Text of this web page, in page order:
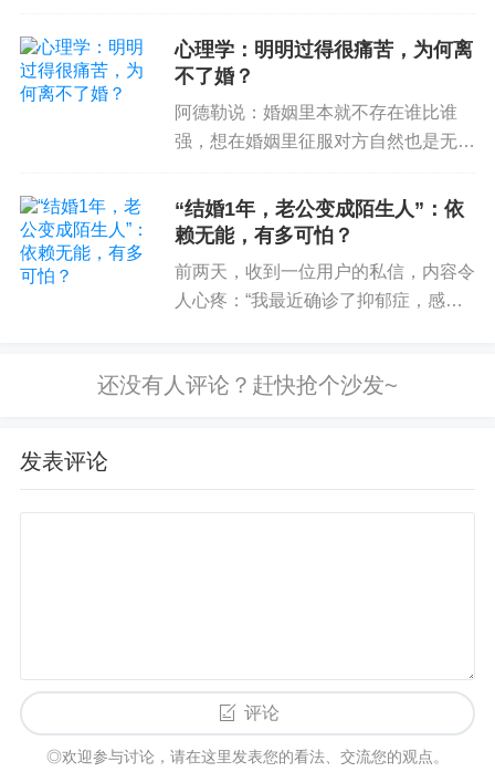
的话，往往会同时造成「丧偶式育儿」的结果。换
句话说，丧偶式婚姻中受到伤害的不仅仅是婚姻中
的双方，还包括家庭中的孩子。在这样的家庭中长
大的孩子，其性格品质的发展及情绪管理等均容易
(逢晓, 2013; 孙元升, 2014; 李万发, 高南南, 2020)。
@刘祥宇 心理健康工作者
纵观周围的「丧偶式婚姻」，我发现没有一个家庭
是因爱而结合，对婚姻抱着美好的期待，满怀希望
地开始新生活。冰冻三尺，非一日之寒。到底是什
呢？
生命周期中一些关键的时刻和阶段，不可避免地我
们会焦虑、痛苦，甚至抑郁，而如果能坚持下来，
适应家庭中的变化，那么家庭的韧性将会提高，婚
该怎么做，安慰我。我很在意他的评
价，他也一直让我感到被爱和安全。但
心理学：明明过得很痛苦，为何离
不了婚？
阿德勒说：婚姻里本就不存在谁比谁
强，想在婚姻里征服对方自然也是无稽
对方着想，只有当男女平等这样的正确
基础时，爱情才会走向正轨，把婚姻经
“结婚1年，老公变成陌生人”：依
赖无能，有多可怕？
前两天，收到一位用户的私信，内容令
人心疼：“我最近确诊了抑郁症，感到
眠到天亮。多想有个人能陪陪我、帮帮
发表评论
评论
◎欢迎参与讨论，请在这里发表您的看法、交流您的观点。